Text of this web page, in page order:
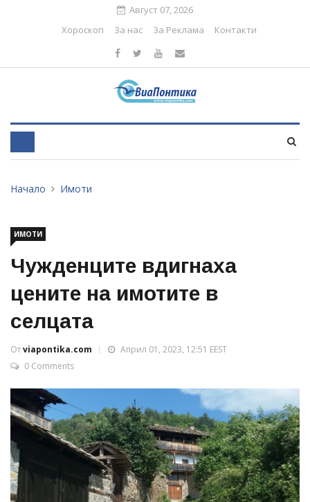
Август 07, 2026
Хороскоп
За нас За Реклама Контакти
Начало Имоти
ИМОТИ
Чужденците вдигнаха
цените на имотите в
селцата
Отviapontika.com
Април 01, 2023, 12:51 EEST
0 Comments